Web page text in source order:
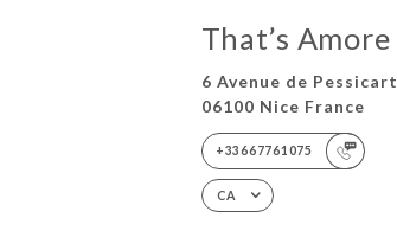
That’s Amore
6 Avenue de Pessicart
06100 Nice France
+33667761075
CA